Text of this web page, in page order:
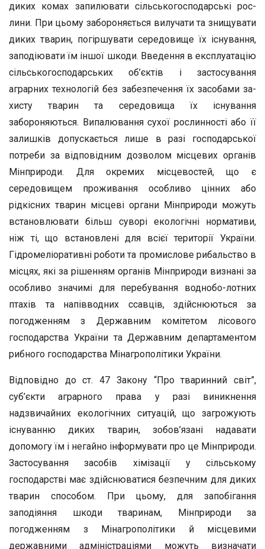
диких комах запилювати сільськогосподарські рос­
лини. При цьому забороняється вилучати та знищувати
диких тва­рин, погіршувати середовище їх існування,
заподіювати їм іншої шкоди. Введення в експлуатацію
сільськогосподарських об’єктів і застосування
аграрних технологій без забезпечення їх засобами за­
хисту тварин та середовища їх існування
забороняються. Випалю­вання сухої рослинності або її
залишків допускається лише в разі господарської
потреби за відповідним дозволом місцевих органів
Мінприроди. Для окремих місцевостей, що є
середовищем прожи­вання особливо цінних або
рідкісних тварин місцеві органи Мінпри­роди можуть
встановлювати більш суворі екологічні нормативи,
ніж ті, що встановлені для всієї території України.
Гідромеліоративні ро­боти та промислове рибальство в
місцях, які за рішенням органів Мінприроди визнані за
особливо значимі для перебування воднобо-лотних
птахів та напівводних ссавців, здійснюються за
погодженням з Державним комітетом лісового
господарства України та Держав­ним департаментом
рибного господарства Мінагрополітики України.
Відповідно до ст. 47 Закону “Про тваринний світ”,
суб’єкти аг­рарного права у разі виникнення
надзвичайних екологічних ситуа­цій, що загрожують
існуванню диких тварин, зобов’язані надавати
допомогу їм і негайно інформувати про це Мінприроди.
Застосу­вання засобів хімізації у сільському
господарстві має здійснювати­ся безпечним для диких
тварин способом. При цьому, для запобі­гання
заподіяння шкоди тваринам, Мінприроди за
погодженням з Мінагрополітики й місцевими
державними адміністраціями можуть визначати